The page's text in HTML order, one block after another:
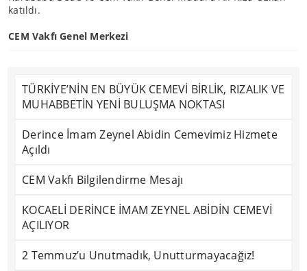
katıldı.
CEM Vakfı Genel Merkezi
TÜRKİYE’NİN EN BÜYÜK CEMEVİ BİRLİK, RIZALIK VE
MUHABBETİN YENİ BULUŞMA NOKTASI
Derince İmam Zeynel Abidin Cemevimiz Hizmete
Açıldı
CEM Vakfı Bilgilendirme Mesajı
KOCAELİ DERİNCE İMAM ZEYNEL ABİDİN CEMEVİ
AÇILIYOR
2 Temmuz’u Unutmadık, Unutturmayacağız!